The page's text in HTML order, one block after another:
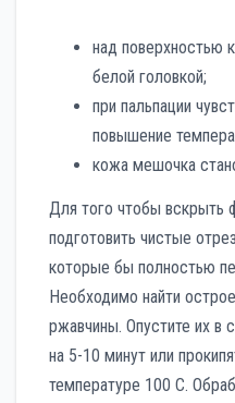
над поверхностью
белой головкой;
при пальпации
повышение
кожа мешочка
Для того чтобы вскрыть
подготовить чистые
которые бы полностью
Необходимо найти
ржавчины. Опустите их в
на 5-10 минут или
температуре 100 С.